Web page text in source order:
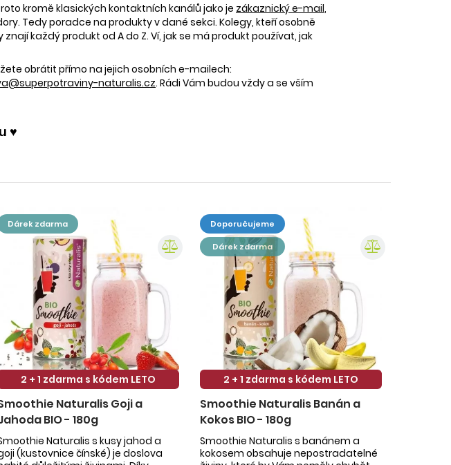
kromě klasických kontaktních kanálů jako je zákaznický e-mail,
Tedy poradce na produkty v dané sekci. Kolegy, kteří osobně
každý produkt od A do Z. Ví, jak se má produkt používat, jak
obrátit přímo na jejich osobních e-mailech:
naturalis.cz. Rádi Vám budou vždy a se vším
♥️
dárek zdarma
2 + 1 zdarma s kódem LETO
Naturalis Goji a
BIO - 180g
Naturalis s kusy jahod a
(kustovnice čínské) je doslova
doporučujeme
dárek zdarma
2 + 1 zdarma s kódem LETO
Smoothie Naturalis Banán a
Kokos BIO - 180g
Smoothie Naturalis s banánem a
kokosem obsahuje nepostradatelné